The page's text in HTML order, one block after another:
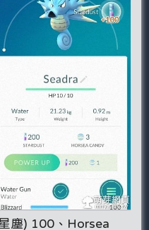
塵) 100、Horsea